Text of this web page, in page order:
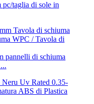
taglia di sole in
pannelli di schiuma